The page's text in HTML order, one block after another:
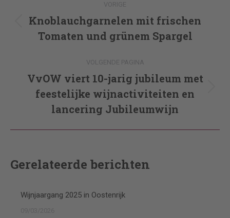
navigation
VORIGE
Vorig
bericht
Knoblauchgarnelen mit frischen
Tomaten und grünem Spargel
VOLGENDE PAGINA
Volgende
pagina
VvOW viert 10-jarig jubileum met
feestelijke wijnactiviteiten en
lancering Jubileumwijn
Gerelateerde berichten
Wijnjaargang 2025 in Oostenrijk